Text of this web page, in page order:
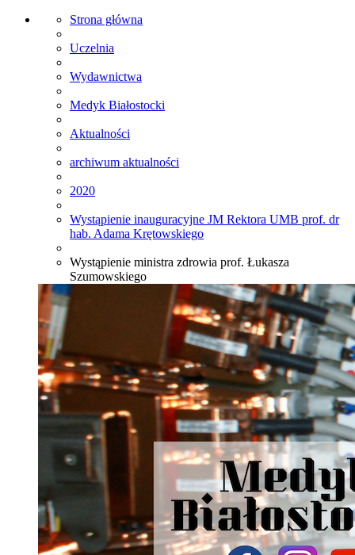
Strona główna
Uczelnia
Wydawnictwa
Medyk Białostocki
Aktualności
archiwum aktualności
2020
Wystąpienie inauguracyjne JM Rektora UMB prof. dr
hab. Adama Krętowskiego
Wystąpienie ministra zdrowia prof. Łukasza
Szumowskiego